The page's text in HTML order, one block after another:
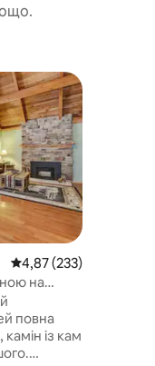
Середня оцінка: 4,87
4,87 (233)
на
місць: 7
повна
із кам